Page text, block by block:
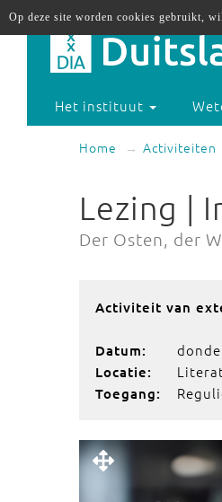
Het instituut
Home Activiteiten
Lezing |
Der Osten, der
Activiteit van
Datum:
Locatie:
Toegang:
Op deze site worden cookies gebruikt,